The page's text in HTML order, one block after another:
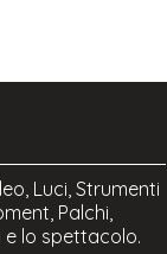
Luci, Strumenti
Palchi,
e lo spettacolo.